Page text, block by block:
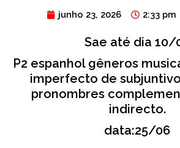
conteúdo
junho 23, 2026 2:33 pm
Sae até dia 10/
P2 espanhol gêneros
imperfecto de
pronombres
indirecto.
data:25/06